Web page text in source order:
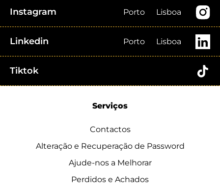
Instagram Porto Lisboa
Linkedin Porto Lisboa
Tiktok
Serviços
Contactos
Alteração e Recuperação de Password
Ajude-nos a Melhorar
Perdidos e Achados